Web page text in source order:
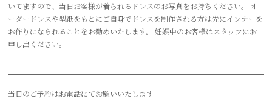
いてますので、当日お客様が着られるドレスのお写真をお持ちください。 オ
ーダードレスや型紙をもとにご自身でドレスを制作される方は先にインナーを
お作りになられることをお勧めいたします。 妊娠中のお客様はスタッフにお
申し出ください。
当日のご予約はお電話にてお願いいたします